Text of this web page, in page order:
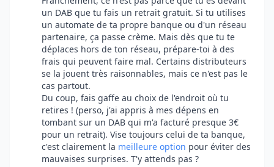
un DAB que tu fais un retrait gratuit. Si tu utilises
un automate de ta propre banque ou d'un réseau
partenaire, ça passe crème. Mais dès que tu te
déplaces hors de ton réseau, prépare-toi à des
frais qui peuvent faire mal. Certains distributeurs
se la jouent très raisonnables, mais ce n'est pas le
cas partout.
Du coup, fais gaffe au choix de l'endroit où tu
retires ! (perso, j'ai appris à mes dépens en
tombant sur un DAB qui m'a facturé presque 3€
pour un retrait). Vise toujours celui de ta banque,
c'est clairement la meilleure option pour éviter des
mauvaises surprises. T'y attends pas ?